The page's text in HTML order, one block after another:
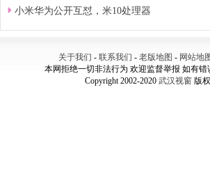
小米华为公开互怼，米10处理器
关于我们 - 联系我们 - 老版地图 - 网站地
本网拒绝一切非法行为 欢迎监督举报 如有错
Copyright 2002-2020 武汉视窗版